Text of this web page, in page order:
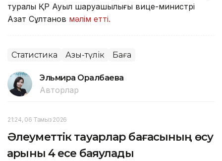
туралы ҚР Ауыл шаруашылығы вице-министрі
Азат Сұлтанов мәлім етті.
Статистика Азық-түлік Баға
Эльмира Оралбаева
Авторлар
21:24, 06 Тамыз 2026
Әлеуметтік тауарлар бағасының өсу
қарқыны 4 есе баяулады